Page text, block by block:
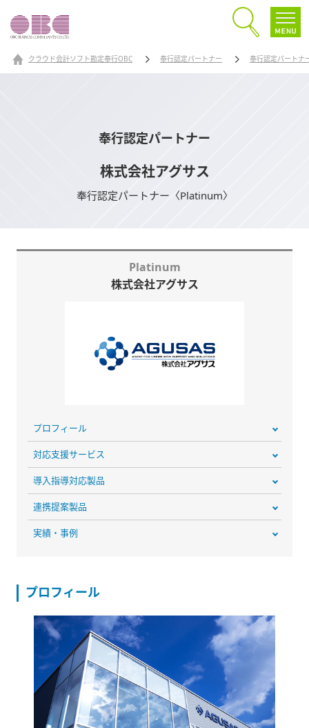
クラウド会計ソフト勘定奉行OBC 奉行認定パートナー 奉行認定パートナ
奉行認定パートナー
株式会社アグサス
奉行認定パートナー〈Platinum〉
Platinum
株式会社アグサス
プロフィール
対応支援サービス
導入指導対応製品
連携提案製品
実績・事例
プロフィール